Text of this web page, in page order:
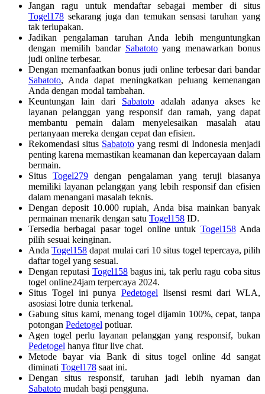
Jangan ragu untuk mendaftar sebagai member di situs
Togel178 sekarang juga dan temukan sensasi taruhan yang
tak terlupakan.
Jadikan pengalaman taruhan Anda lebih menguntungkan
dengan memilih bandar Sabatotoyang menawarkan bonus
judi online terbesar.
Dengan memanfaatkan bonus judi online terbesar dari bandar
Sabatoto, Anda dapat meningkatkan peluang kemenangan
Anda dengan modal tambahan.
Keuntungan lain dari Sabatoto adalah adanya akses ke
layanan pelanggan yang responsif dan ramah, yang dapat
membantu pemain dalam menyelesaikan masalah atau
pertanyaan mereka dengan cepat dan efisien.
Rekomendasi situs Sabatoto yang resmi di Indonesia menjadi
penting karena memastikan keamanan dan kepercayaan dalam
bermain.
SitusTogel279 dengan pengalaman yang teruji biasanya
memiliki layanan pelanggan yang lebih responsif dan efisien
dalam menangani masalah teknis.
Dengan deposit 10.000 rupiah, Anda bisa mainkan banyak
permainan menarik dengan satu Togel158 ID.
Tersedia berbagai pasar togel online untuk Togel158Anda
pilih sesuai keinginan.
AndaTogel158 dapat mulai cari 10 situs togel tepercaya, pilih
daftar togel yang sesuai.
Dengan reputasi Togel158bagus ini, tak perlu ragu coba situs
togel online24jam terpercaya 2024.
Situs Togel ini punya Pedetogel lisensi resmi dari WLA,
asosiasi lotre dunia terkenal.
Gabung situs kami, menang togel dijamin 100%, cepat, tanpa
potongan Pedetogel potluar.
Agen togel perlu layanan pelanggan yang responsif, bukan
Pedetogel hanya fitur live chat.
Metode bayar via Bank di situs togel online 4d sangat
diminati Togel178 saat ini.
Dengan situs responsif, taruhan jadi lebih nyaman dan
Sabatoto mudah bagi pengguna.